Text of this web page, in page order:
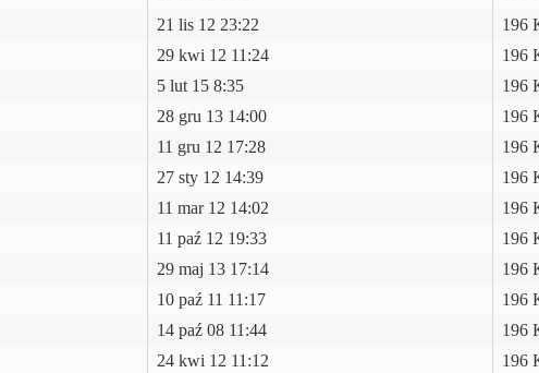
21 lis 12 23:22
196
29 kwi 12 11:24
196
5 lut 15 8:35
196
28 gru 13 14:00
196
11 gru 12 17:28
196
27 sty 12 14:39
196
11 mar 12 14:02
196
11 paź 12 19:33
196
29 maj 13 17:14
196
10 paź 11 11:17
196
14 paź 08 11:44
196
24 kwi 12 11:12
196